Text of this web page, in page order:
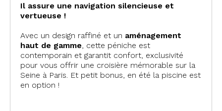
Il assure une navigation silencieuse et
vertueuse !
Avec un design raffiné et un aménagement
haut de gamme, cette péniche est
contemporain et garantit confort, exclusivité
pour vous offrir une croisière mémorable sur la
Seine à Paris. Et petit bonus, en été la piscine est
en option !